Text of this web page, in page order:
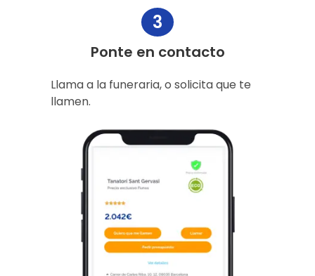
3
Ponte en contacto
Llama a la funeraria, o solicita que te
llamen.